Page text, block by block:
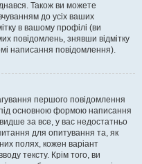
Також ви можете
до усіх ваших
в вашому профілі (ви
повідомлень, знявши відмітку
написання повідомлення).
першого повідомлення
основною формою написання
за все, у вас недостатньо
для опитування та, як
полях, кожен варіант
тексту. Крім того, ви